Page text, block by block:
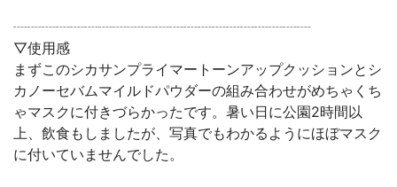
┈┈┈┈┈┈┈┈┈┈┈┈┈┈┈┈┈┈┈┈┈
▽使用感
まずこのシカサンプライマートーンアップクッションとシ
カノーセバムマイルドパウダーの組み合わせがめちゃくち
ゃマスクに付きづらかったです。暑い日に公園2時間以
上、飲食もしましたが、写真でもわかるようにほぼマスク
に付いていませんでした。